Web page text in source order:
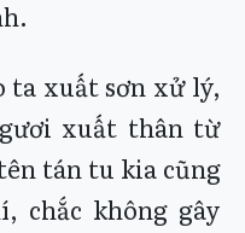
ta xuất sơn xử lý,
xuất thân từ
tán tu kia cũng
chắc không gây